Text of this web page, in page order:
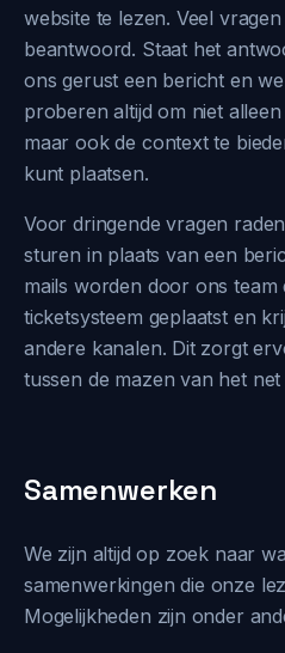
website te lezen. Veel
beantwoord. Staat het
ons gerust een bericht en
proberen altijd om niet
maar ook de context te
kunt plaatsen.
Voor dringende vragen
sturen in plaats van een
mails worden door ons team
ticketsysteem geplaatst en
andere kanalen. Dit zorgt
tussen de mazen van het net
Samenwerken
We zijn altijd op zoek naar
samenwerkingen die onze
Mogelijkheden zijn onder